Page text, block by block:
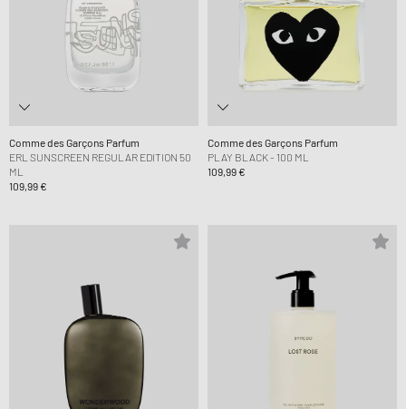
Comme des Garçons Parfum
ERL SUNSCREEN REGULAR EDITION 50
ML
109,99 €
Comme des Garçons Parfum
PLAY BLACK - 100 ML
109,99 €